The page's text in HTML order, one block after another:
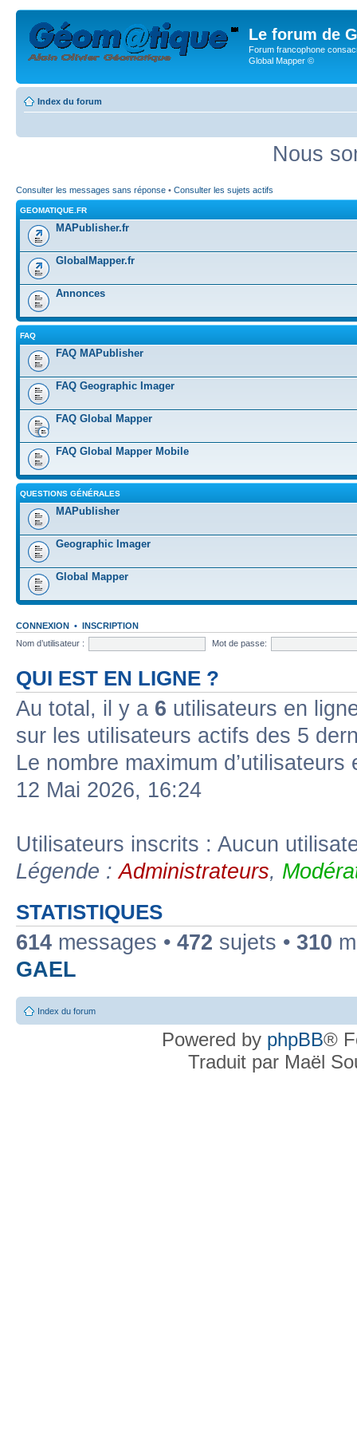
Le forum de
Forum francophone
Global Mapper ©
Index du forum
Nous
Consulter les messages sans réponse • Consulter les sujets actifs
GEOMATIQUE.FR
MAPublisher.fr
GlobalMapper.fr
Annonces
FAQ
FAQ MAPublisher
FAQ Geographic Imager
FAQ Global Mapper
FAQ Global Mapper Mobile
QUESTIONS GÉNÉRALES
MAPublisher
Geographic Imager
Global Mapper
CONNEXION • INSCRIPTION
Nom d’utilisateur :
Mot de passe:
QUI EST EN LIGNE ?
Au total, il y a 6 utilisateurs en
sur les utilisateurs actifs des 5
Le nombre maximum
12 Mai 2026, 16:24
Utilisateurs inscrits : Aucun
Légende :Administrateurs,
STATISTIQUES
614 messages • 472 sujets • 310
GAEL
Index du forum
Powered by phpBB®
Traduit par Maël